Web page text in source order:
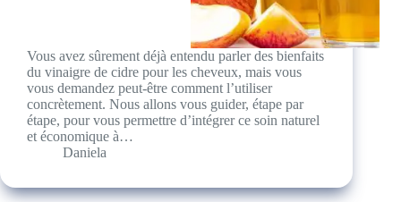
Vous avez sûrement déjà entendu parler des bienfaits
du vinaigre de cidre pour les cheveux, mais vous
vous demandez peut-être comment l’utiliser
concrètement. Nous allons vous guider, étape par
étape, pour vous permettre d’intégrer ce soin naturel
et économique à…
Daniela